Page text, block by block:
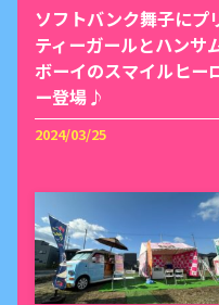
ソフトバンク舞子にプ
ティーガールとハンサ
ボーイのスマイルヒー
ー登場♪
2024/03/25